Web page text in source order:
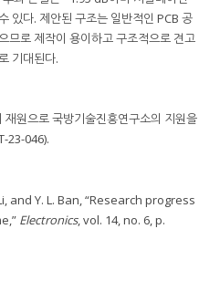
있다. 제안된 구조는 일반적인 PCB 공
므로 제작이 용이하고 구조적으로 견고
기대된다.
원으로 국방기술진흥연구소의 지원을
23-046).
and Y. L. Ban, “Research progress
Electronics, vol. 14, no. 6, p.